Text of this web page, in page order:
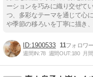
ーションを巧みに織り交ぜて
つ、多彩なテーマを通じて心
や季節の移ろいを丁寧に描き
1900533 11
週間IN:78 週間OUT:180 月